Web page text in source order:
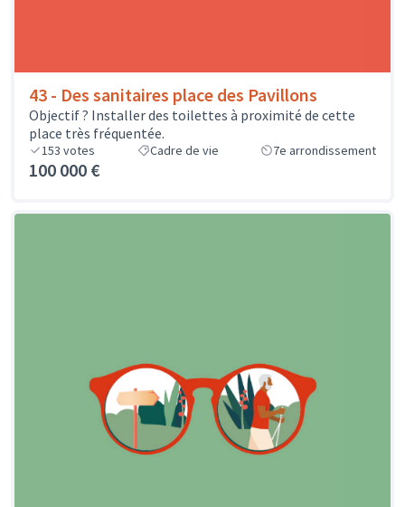
43 - Des sanitaires place des Pavillons
Objectif ? Installer des toilettes à proximité de cette
place très fréquentée.
153 votes Cadre de vie 7e arrondissement
100 000 €